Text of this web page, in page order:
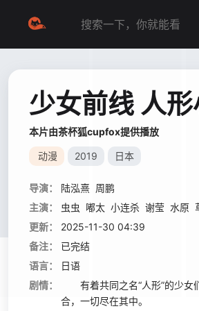
少女前线 人
本片由茶杯狐cupfox提供播放
动漫 2019 日本
导演： 陆泓熹 周鹏
主演：
虫虫 嘟太 小连杀 谢莹 水原
更新：
2025-11-30 04:39
备注：
已完结
语言：
日语
剧情：
有着共同之名“人形”的少女
合，一切尽在其中。